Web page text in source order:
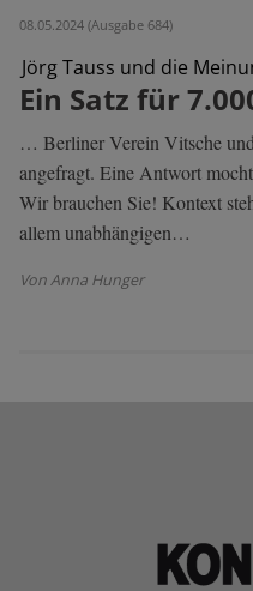
08.05.2024 (Ausgabe 684)
Jörg Tauss und die
Ein Satz für
… Berliner Verein Vitsche
angefragt. Eine Antwort
Wir brauchen Sie! Kontext
allem unabhängigen…
Von Anna Hunger